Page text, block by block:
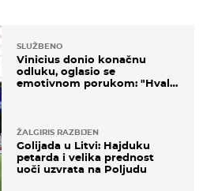
SLUŽBENO
Vinicius donio konačnu
odluku, oglasio se
emotivnom porukom: "Hvala
ŽALGIRIS RAZBIJEN
Golijada u Litvi: Hajduku
petarda i velika prednost
uoči uzvrata na Poljudu